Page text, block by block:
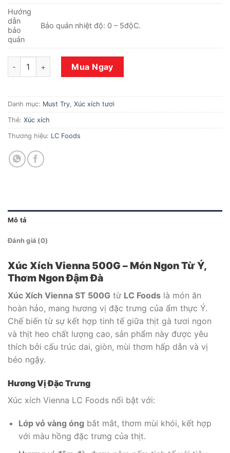
Hướng
dẫn
bảo
quản
Bảo quản nhiệt độ: 0 – 5độC.
Xúc xích Vienna LC Foods 500g số lượng
Mua Ngay
Danh mục: Must Try, Xúc xích tươi
Thẻ: Xúc xích
Thương hiệu: LC Foods
Mô tả
Đánh giá (0)
Xúc Xích Vienna 500G – Món Ngon Từ Ý,
Thơm Ngon Đậm Đà
Xúc Xích Vienna ST 500G từ LC Foods là món ăn
hoàn hảo, mang hương vị đặc trưng của ẩm thực Ý.
Chế biến từ sự kết hợp tinh tế giữa thịt gà tươi ngon
và thịt heo chất lượng cao, sản phẩm này được yêu
thích bởi cấu trúc dai, giòn, mùi thơm hấp dẫn và vị
béo ngậy.
Hương Vị Đặc Trưng
Xúc xích Vienna LC Foods nổi bật với:
Lớp vỏ vàng óng bắt mắt, thơm mùi khói, kết hợp
với màu hồng đặc trưng của thịt.